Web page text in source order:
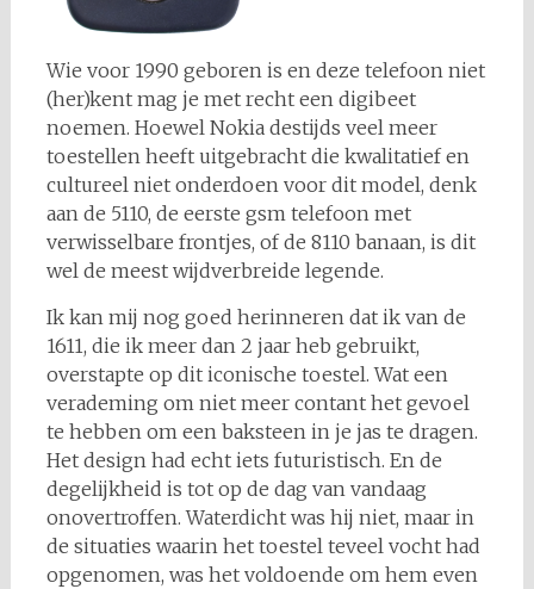
Wie voor 1990 geboren is en deze telefoon niet
(her)kent mag je met recht een digibeet
noemen. Hoewel Nokia destijds veel meer
toestellen heeft uitgebracht die kwalitatief en
cultureel niet onderdoen voor dit model, denk
aan de 5110, de eerste gsm telefoon met
verwisselbare frontjes, of de 8110 banaan, is dit
wel de meest wijdverbreide legende.
Ik kan mij nog goed herinneren dat ik van de
1611, die ik meer dan 2 jaar heb gebruikt,
overstapte op dit iconische toestel. Wat een
verademing om niet meer contant het gevoel
te hebben om een baksteen in je jas te dragen.
Het design had echt iets futuristisch. En de
degelijkheid is tot op de dag van vandaag
onovertroffen. Waterdicht was hij niet, maar in
de situaties waarin het toestel teveel vocht had
opgenomen, was het voldoende om hem even